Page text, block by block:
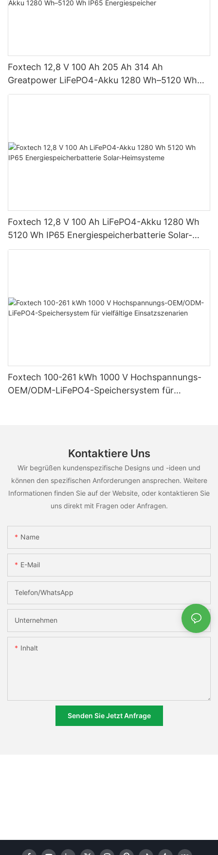
Foxtech 12,8 V 100 Ah 205 Ah 314 Ah
Greatpower LiFePO4-Akku 1280 Wh–5120 Wh
IP65 Energiespeicher
Foxtech 12,8 V 100 Ah LiFePO4-Akku 1280 Wh
5120 Wh IP65 Energiespeicherbatterie Solar-
Heimsysteme
Foxtech 100-261 kWh 1000 V Hochspannungs-
OEM/ODM-LiFePO4-Speichersystem für
Kontaktiere Uns
Wir begrüßen kundenspezifische Designs und -ideen und
können den spezifischen Anforderungen ansprechen. Weitere
Informationen finden Sie auf der Website, oder kontaktieren Sie
uns direkt mit Fragen oder Anfragen.
Name
E-Mail
Telefon/WhatsApp
Unternehmen
Inhalt
Senden Sie Jetzt Anfrage